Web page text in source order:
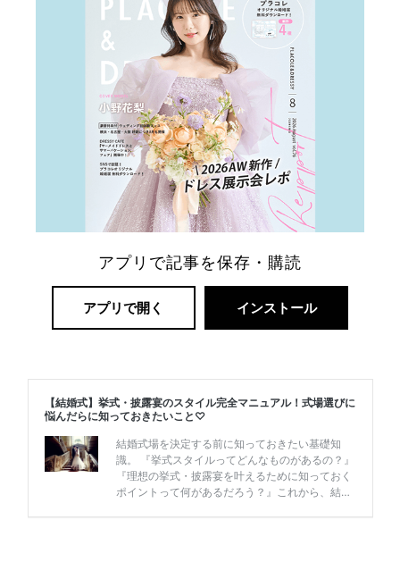
アプリで記事を保存・購読
アプリで開く インストール
ゾ